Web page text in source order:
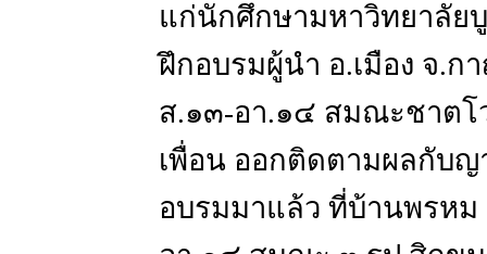
แก่นักศึกษามหาวิทยาลัย
ฝึกอบรมผู้นำ อ.เมือง จ.ก
ส.๑๓-อา.๑๔ สมณะชาตโ
เพื่อน ออกติดตามผลกับญ
อบรมมาแล้ว ที่บ้านพรหม